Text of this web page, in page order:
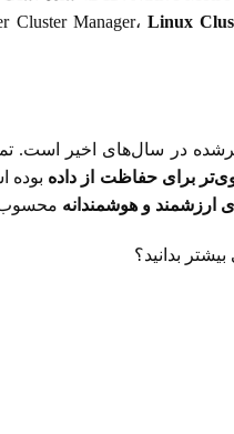
Linux
در سال‌های اخیر است.
برای حفاظت از داده بوده
ارزشمند و هوشمندانه